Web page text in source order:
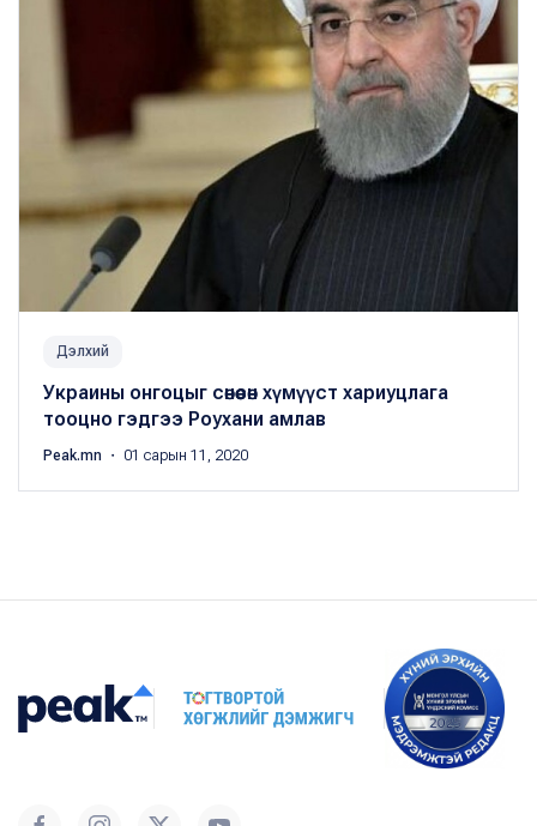
Дэлхий
Украины онгоцыг сөнөөсөн хүмүүст хариуцлага
тооцно гэдгээ Роухани амлав
Peak.mn ・ 01 сарын 11, 2020